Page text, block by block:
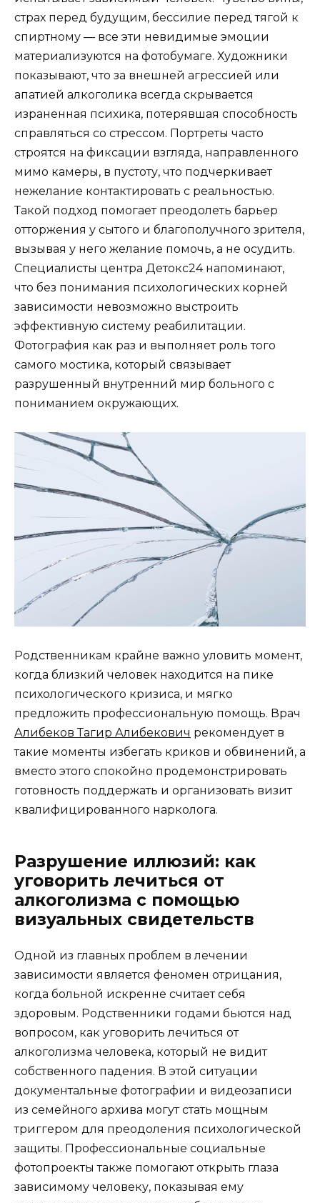
страх перед будущим, бессилие перед тягой к
спиртному — все эти невидимые эмоции
материализуются на фотобумаге. Художники
показывают, что за внешней агрессией или
апатией алкоголика всегда скрывается
израненная психика, потерявшая способность
справляться со стрессом. Портреты часто
строятся на фиксации взгляда, направленного
мимо камеры, в пустоту, что подчеркивает
нежелание контактировать с реальностью.
Такой подход помогает преодолеть барьер
отторжения у сытого и благополучного зрителя,
вызывая у него желание помочь, а не осудить.
Специалисты центра Детокс24 напоминают,
что без понимания психологических корней
зависимости невозможно выстроить
эффективную систему реабилитации.
Фотография как раз и выполняет роль того
самого мостика, который связывает
разрушенный внутренний мир больного с
пониманием окружающих.
Родственникам крайне важно уловить момент,
когда близкий человек находится на пике
психологического кризиса, и мягко
предложить профессиональную помощь. Врач
Алибеков Тагир Алибекович рекомендует в
такие моменты избегать криков и обвинений, а
вместо этого спокойно продемонстрировать
готовность поддержать и организовать визит
квалифицированного нарколога.
Разрушение иллюзий: как
уговорить лечиться от
алкоголизма с помощью
визуальных свидетельств
Одной из главных проблем в лечении
зависимости является феномен отрицания,
когда больной искренне считает себя
здоровым. Родственники годами бьются над
вопросом, как уговорить лечиться от
алкоголизма человека, который не видит
собственного падения. В этой ситуации
документальные фотографии и видеозаписи
из семейного архива могут стать мощным
триггером для преодоления психологической
защиты. Профессиональные социальные
фотопроекты также помогают открыть глаза
зависимому человеку, показывая ему